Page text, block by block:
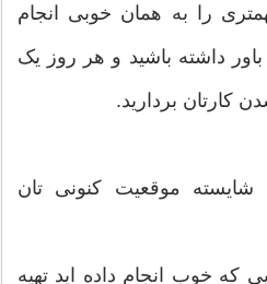
را به همان خوبی انجام
داشته باشید و هر روز یک
کارتان بردارید.
موقعیت کنونی تان
که خوب انجام داده اید تهیه